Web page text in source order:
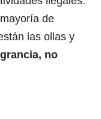
de
las ollas y
no